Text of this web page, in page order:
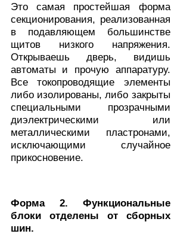
Это самая простейшая форма
секционирования, реализованная
в подавляющем большинстве
щитов низкого напряжения.
Открываешь дверь, видишь
автоматы и прочую аппаратуру.
Все токопроводящие элементы
либо изолированы, либо закрыты
специальными прозрачными
диэлектрическими или
металлическими пластронами,
исключающими случайное
прикосновение.
Форма 2. Функциональные
блоки отделены от сборных
шин.